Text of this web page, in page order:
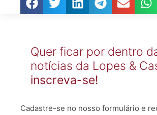
Quer ficar por dentro
notícias da Lopes &
inscreva-se!
Cadastre-se no nosso formulário e